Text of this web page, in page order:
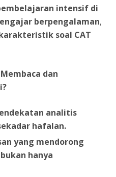
intensif di
berpengalaman,
soal CAT
dan
analitis
hafalan.
yang mendorong
hanya